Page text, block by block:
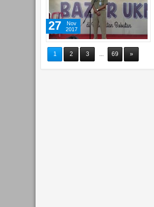
27
Nov
2017
1 2 3 ... 69 »